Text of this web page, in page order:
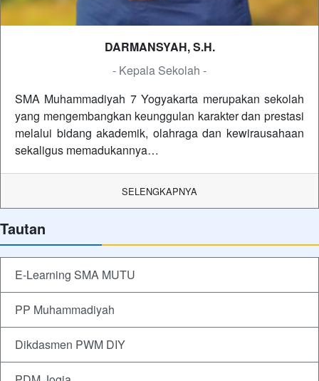
DARMANSYAH, S.H.
- Kepala Sekolah -
SMA Muhammadiyah 7 Yogyakarta merupakan sekolah
yang mengembangkan keunggulan karakter dan prestasi
melalui bidang akademik, olahraga dan kewirausahaan
sekaligus memadukannya…
SELENGKAPNYA
Tautan
E-Learning SMA MUTU
PP Muhammadiyah
Dikdasmen PWM DIY